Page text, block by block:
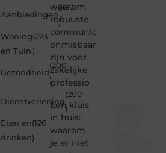
Aanbiedingen
(357
)
Woning
en Tuin
(223
)
Gezondheid
(200
)
Dienstverlening
(200
)
Eten en
drinken
(126
)
waarom
robuuste
communicatiemiddelen
onmisbaar
zijn voor
zakelijke
professio
Een kluis
in huis:
waarom
je er niet